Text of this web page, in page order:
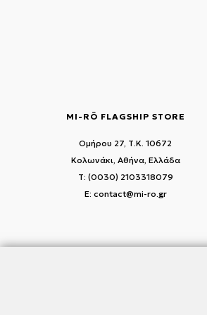
MI-RŌ FLAGSHIP STORE
Ομήρου 27, Τ.Κ. 10672
Κολωνάκι, Αθήνα, Ελλάδα
T: (0030) 2103318079
E: contact@mi-ro.gr